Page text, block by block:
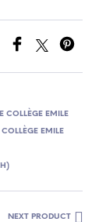
COLLÈGE EMILE
EMILE
NEXT PRODUCT